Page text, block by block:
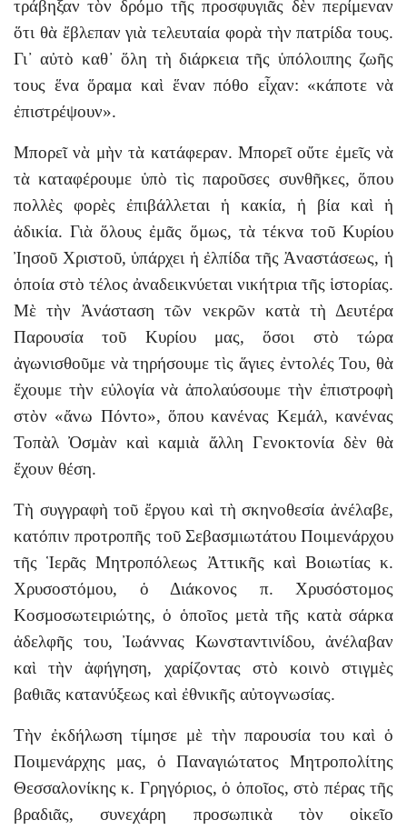
τράβηξαν τὸν δρόμο τῆς προσφυγιᾶς δὲν περίμεναν
ὅτι θὰ ἔβλεπαν γιὰ τελευταία φορὰ τὴν πατρίδα τους.
Γι᾽ αὐτὸ καθ᾽ ὅλη τὴ διάρκεια τῆς ὑπόλοιπης ζωῆς
τους ἕνα ὅραμα καὶ ἕναν πόθο εἶχαν: «κάποτε νὰ
ἐπιστρέψουν».
Μπορεῖ νὰ μὴν τὰ κατάφεραν. Μπορεῖ οὔτε ἐμεῖς νὰ
τὰ καταφέρουμε ὑπὸ τὶς παροῦσες συνθῆκες, ὅπου
πολλὲς φορὲς ἐπιβάλλεται ἡ κακία, ἡ βία καὶ ἡ
ἀδικία. Γιὰ ὅλους ἐμᾶς ὅμως, τὰ τέκνα τοῦ Κυρίου
Ἰησοῦ Χριστοῦ, ὑπάρχει ἡ ἐλπίδα τῆς Ἀναστάσεως, ἡ
ὁποία στὸ τέλος ἀναδεικνύεται νικήτρια τῆς ἱστορίας.
Μὲ τὴν Ἀνάσταση τῶν νεκρῶν κατὰ τὴ Δευτέρα
Παρουσία τοῦ Κυρίου μας, ὅσοι στὸ τώρα
ἀγωνισθοῦμε νὰ τηρήσουμε τὶς ἅγιες ἐντολές Του, θὰ
ἔχουμε τὴν εὐλογία νὰ ἀπολαύσουμε τὴν ἐπιστροφὴ
στὸν «ἄνω Πόντο», ὅπου κανένας Κεμάλ, κανένας
Τοπὰλ Ὀσμὰν καὶ καμιὰ ἄλλη Γενοκτονία δὲν θὰ
ἔχουν θέση.
Τὴ συγγραφὴ τοῦ ἔργου καὶ τὴ σκηνοθεσία ἀνέλαβε,
κατόπιν προτροπῆς τοῦ Σεβασμιωτάτου Ποιμενάρχου
τῆς Ἱερᾶς Μητροπόλεως Ἀττικῆς καὶ Βοιωτίας κ.
Χρυσοστόμου, ὁ Διάκονος π. Χρυσόστομος
Κοσμοσωτειριώτης, ὁ ὁποῖος μετὰ τῆς κατὰ σάρκα
ἀδελφῆς του, Ἰωάννας Κωνσταντινίδου, ἀνέλαβαν
καὶ τὴν ἀφήγηση, χαρίζοντας στὸ κοινὸ στιγμὲς
βαθιᾶς κατανύξεως καὶ ἐθνικῆς αὐτογνωσίας.
Τὴν ἐκδήλωση τίμησε μὲ τὴν παρουσία του καὶ ὁ
Ποιμενάρχης μας, ὁ Παναγιώτατος Μητροπολίτης
Θεσσαλονίκης κ. Γρηγόριος, ὁ ὁποῖος, στὸ πέρας τῆς
βραδιᾶς, συνεχάρη προσωπικὰ τὸν οἰκεῖο